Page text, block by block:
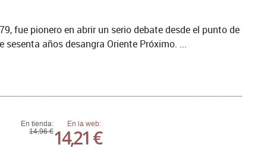
fue pionero en abrir un serio debate desde el punto de
años desangra Oriente Próximo. ...
En tienda:
14,96 €
En la web:
14,21 €